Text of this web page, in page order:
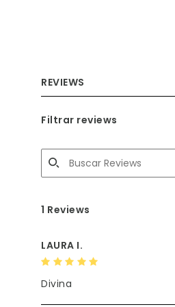
REVIEWS
Filtrar reviews
1 Reviews
LAURA I.
Divina